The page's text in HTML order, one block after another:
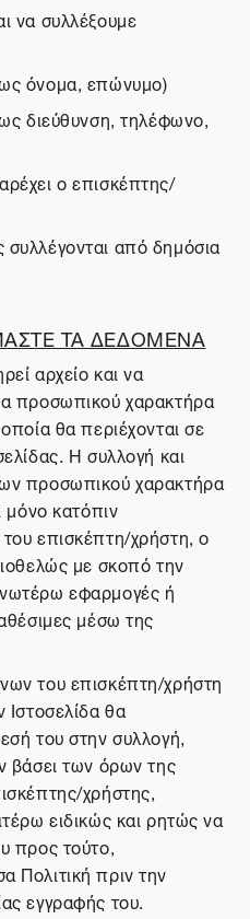
να συλλέξουμε
όνομα, επώνυμο)
διεύθυνση, τηλέφωνο,
ο επισκέπτης/
από δημόσια
ΤΑ ΔΕΔΟΜΕΝΑ
αρχείο και να
προσωπικού χαρακτήρα
θα περιέχονται σε
Η συλλογή και
προσωπικού χαρακτήρα
μόνο κατόπιν
επισκέπτη/χρήστη, ο
με σκοπό την
εφαρμογές ή
μέσω της
του επισκέπτη/χρήστη
θα
του στην συλλογή,
βάσει των όρων της
χρήστης,
ειδικώς και ρητώς να
προς τούτο,
Πολιτική πριν την
εγγραφής του.